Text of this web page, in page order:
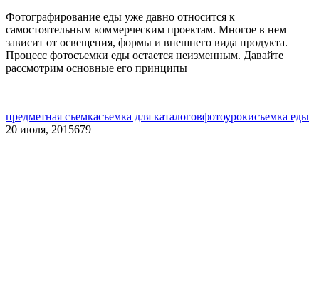
Фотографирование еды уже давно относится к
самостоятельным коммерческим проектам. Многое в нем
зависит от освещения, формы и внешнего вида продукта.
Процесс фотосъемки еды остается неизменным. Давайте
рассмотрим основные его принципы
предметная съемкасъемка для каталоговфотоурокисъемка еды
20 июля, 2015679